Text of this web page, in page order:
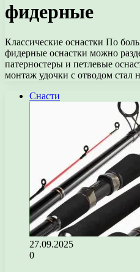
фидерные
Классические оснастки По
фидерные оснастки можно
патерностеры и петлевые
монтаж удочки с отводом
Снасти
27.09.2025
0